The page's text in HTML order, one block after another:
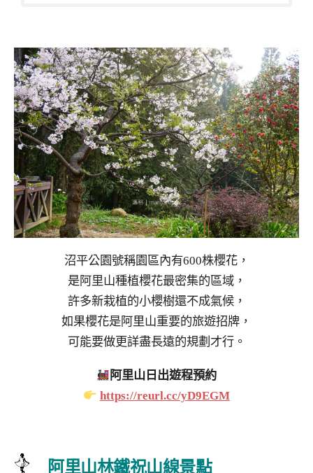
沼平公園號稱園區內有600株櫻花，
是阿里山種植櫻花最密集的區域，
許多新栽植的小櫻樹還不成氣候，
如果櫻花是阿里山重要的旅遊招牌，
可能要做更詳盡長遠的規劃才行。
阿里山日出遊程預約
https://reurl.cc/yD9EGM
阿里山林鐵祝山線景點